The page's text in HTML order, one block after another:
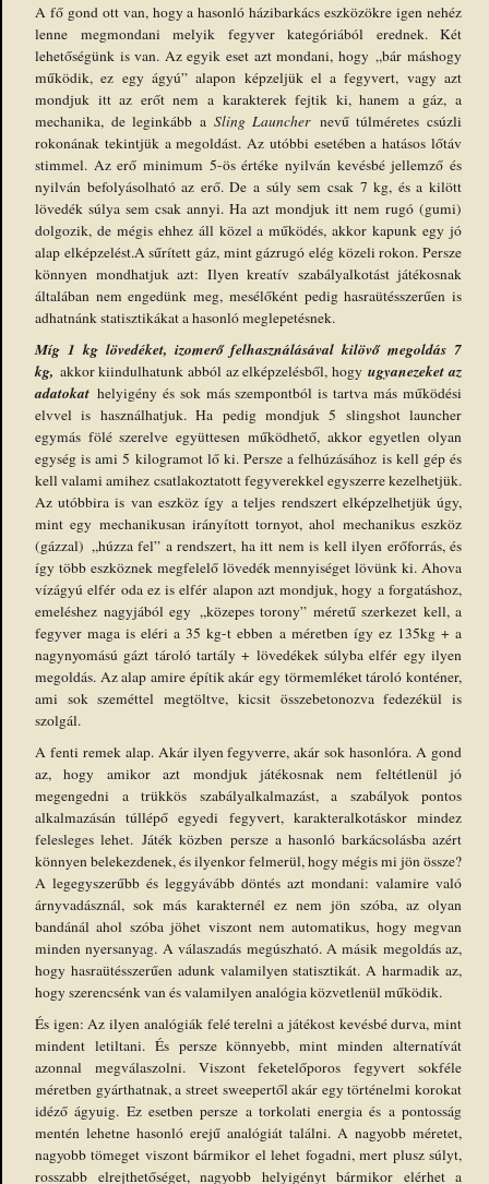
A fő gond ott van, hogy a hasonló házibarkács eszközökre igen nehéz
lenne megmondani melyik fegyver kategóriából erednek. Két
lehetőségünk is van. Az egyik eset azt mondani, hogy „bár máshogy
működik, ez egy ágyú” alapon képzeljük el a fegyvert, vagy azt
mondjuk itt az erőt nem a karakterek fejtik ki, hanem a gáz, a
mechanika, de leginkább a Sling Launcher nevű túlméretes csúzli
rokonának tekintjük a megoldást. Az utóbbi esetében a hatásos lőtáv
stimmel. Az erő minimum 5-ös értéke nyilván kevésbé jellemző és
nyilván befolyásolható az erő. De a súly sem csak 7 kg, és a kilött
lövedék súlya sem csak annyi. Ha azt mondjuk itt nem rugó (gumi)
dolgozik, de mégis ehhez áll közel a működés, akkor kapunk egy jó
alap elképzelést.A sűrített gáz, mint gázrugó elég közeli rokon. Persze
könnyen mondhatjuk azt: Ilyen kreatív szabályalkotást játékosnak
általában nem engedünk meg, mesélőként pedig hasraütésszerűen is
adhatnánk statisztikákat a hasonló meglepetésnek.
Míg 1 kg lövedéket, izomerő felhasználásával kilövő megoldás 7
kg, akkor kiindulhatunk abból az elképzelésből, hogyugyanezeket az
adatokat helyigény és sok más szempontból is tartva más működési
elvvel is használhatjuk. Ha pedig mondjuk 5 slingshot launcher
egymás fölé szerelve együttesen működhető, akkor egyetlen olyan
egység is ami 5 kilogramot lő ki. Persze a felhúzásához is kell gép és
kell valami amihez csatlakoztatott fegyverekkel egyszerre kezelhetjük.
Az utóbbira is van eszköz így a teljes rendszert elképzelhetjük úgy,
mint egy mechanikusan irányított tornyot, ahol mechanikus eszköz
(gázzal) „húzza fel” a rendszert, ha itt nem is kell ilyen erőforrás, és
így több eszköznek megfelelő lövedék mennyiséget lövünk ki. Ahova
vízágyú elfér oda ez is elfér alapon azt mondjuk, hogy a forgatáshoz,
emeléshez nagyjából egy „közepes torony” méretű szerkezet kell, a
fegyver maga is eléri a 35 kg-t ebben a méretben így ez 135kg + a
nagynyomású gázt tároló tartály + lövedékek súlyba elfér egy ilyen
megoldás. Az alap amire építik akár egy törmemléket tároló konténer,
ami sok szeméttel megtöltve, kicsit összebetonozva fedezékül is
szolgál.
A fenti remek alap. Akár ilyen fegyverre, akár sok hasonlóra. A gond
az, hogy amikor azt mondjuk játékosnak nem feltétlenül jó
megengedni a trükkös szabályalkalmazást, a szabályok pontos
alkalmazásán túllépő egyedi fegyvert, karakteralkotáskor mindez
felesleges lehet. Játék közben persze a hasonló barkácsolásba azért
könnyen belekezdenek, és ilyenkor felmerül, hogy mégis mi jön össze?
A legegyszerűbb és leggyávább döntés azt mondani: valamire való
árnyvadásznál, sok más karakternél ez nem jön szóba, az olyan
bandánál ahol szóba jöhet viszont nem automatikus, hogy megvan
minden nyersanyag. A válaszadás megúszható. A másik megoldás az,
hogy hasraütésszerűen adunk valamilyen statisztikát. A harmadik az,
hogy szerencsénk van és valamilyen analógia közvetlenül működik.
És igen: Az ilyen analógiák felé terelni a játékost kevésbé durva, mint
mindent letiltani. És persze könnyebb, mint minden alternatívát
azonnal megválaszolni. Viszont feketelőporos fegyvert sokféle
méretben gyárthatnak, a street sweepertől akár egy történelmi korokat
idéző ágyuig. Ez esetben persze a torkolati energia és a pontosság
mentén lehetne hasonló erejű analógiát találni. A nagyobb méretet,
nagyobb tömeget viszont bármikor el lehet fogadni, mert plusz súlyt,
rosszabb elrejthetőséget, nagyobb helyigényt bármikor elérhet a